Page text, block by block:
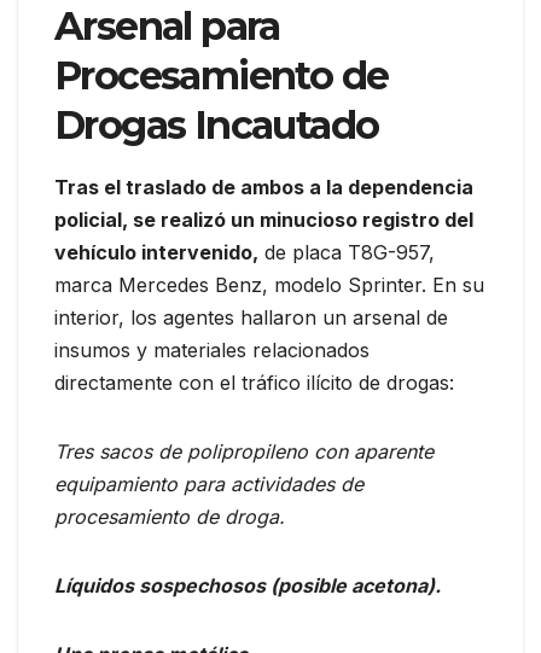
Arsenal para
Procesamiento de
Drogas Incautado
Tras el traslado de ambos a la dependencia
policial, se realizó un minucioso registro del
vehículo intervenido, de placa T8G-957,
marca Mercedes Benz, modelo Sprinter. En su
interior, los agentes hallaron un arsenal de
insumos y materiales relacionados
directamente con el tráfico ilícito de drogas:
Tres sacos de polipropileno con aparente
equipamiento para actividades de
procesamiento de droga.
Líquidos sospechosos (posible acetona).